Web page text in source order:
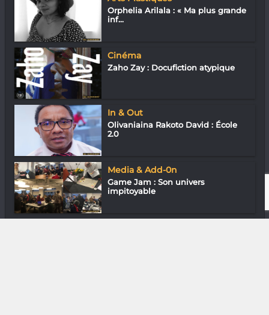
Orphelia Arilala : « Ma plus grande
inf...
Cinéma
Zaho Zay : Docufiction atypique
In & Out
Olivaniaina Rakoto David : École
2.0
Media & Add-0n
Game Jam : Son univers
impitoyable